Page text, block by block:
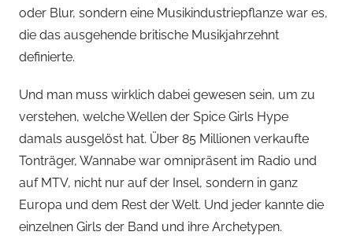
oder Blur, sondern eine Musikindustriepflanze war es,
die das ausgehende britische Musikjahrzehnt
definierte.
Und man muss wirklich dabei gewesen sein, um zu
verstehen, welche Wellen der Spice Girls Hype
damals ausgelöst hat. Über 85 Millionen verkaufte
Tonträger, Wannabe war omnipräsent im Radio und
auf MTV, nicht nur auf der Insel, sondern in ganz
Europa und dem Rest der Welt. Und jeder kannte die
einzelnen Girls der Band und ihre Archetypen.